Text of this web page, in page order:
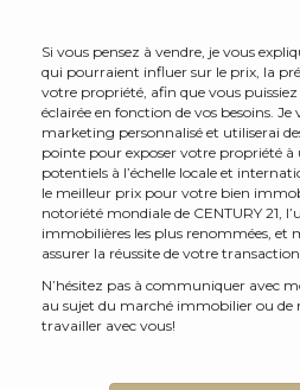
Si vous pensez à vendre, je vous
qui pourraient influer sur le prix, la
votre propriété, afin que vous
éclairée en fonction de vos besoins.
marketing personnalisé et utiliserai
pointe pour exposer votre propriété
potentiels à l’échelle locale et
le meilleur prix pour votre bien
notoriété mondiale de CENTURY 21,
immobilières les plus renommées, et
assurer la réussite de votre
N’hésitez pas à communiquer avec
au sujet du marché immobilier ou de
travailler avec vous!